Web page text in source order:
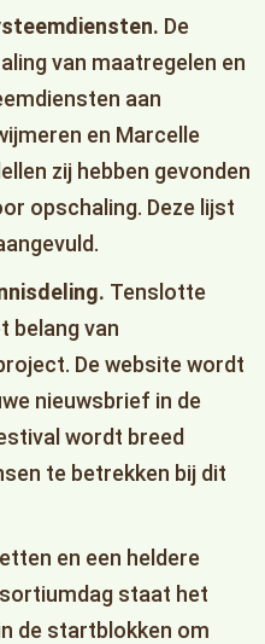
De
van maatregelen en
aan
en Marcelle
zij hebben gevonden
opschaling. Deze lijst
Tenslotte
belang van
De website wordt
nieuwsbrief in de
wordt breed
te betrekken bij dit
en een heldere
staat het
de startblokken om